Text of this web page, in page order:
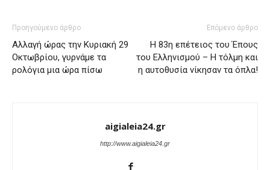
Προηγούμενο άρθρο
Αλλαγή ώρας την Κυριακή 29
Οκτωβρίου, γυρνάμε τα
ρολόγια μια ώρα πίσω
Επόμενο άρθρο
H 83η επέτειος του Έπους
του Ελληνισμού – Η τόλμη και
η αυτοθυσία νίκησαν τα όπλα!
aigialeia24.gr
http://www.aigialeia24.gr